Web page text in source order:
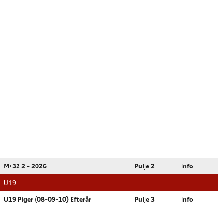
M+32 2 - 2026 Pulje 2 Info
U19
U19 Piger (08-09-10) Efterår Pulje 3 Info